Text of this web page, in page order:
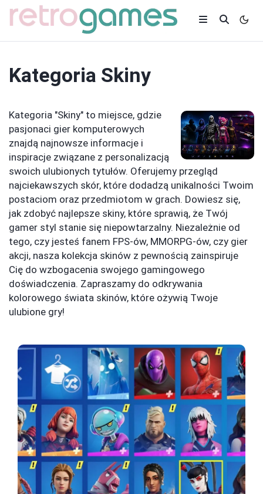
Kategoria Skiny
Kategoria "Skiny" to miejsce, gdzie
pasjonaci gier komputerowych
znajdą najnowsze informacje i
inspiracje związane z personalizacją
swoich ulubionych tytułów. Oferujemy przegląd
najciekawszych skór, które dodadzą unikalności Twoim
postaciom oraz przedmiotom w grach. Dowiesz się,
jak zdobyć najlepsze skiny, które sprawią, że Twój
gamer styl stanie się niepowtarzalny. Niezależnie od
tego, czy jesteś fanem FPS-ów, MMORPG-ów, czy gier
akcji, nasza kolekcja skinów z pewnością zainspiruje
Cię do wzbogacenia swojego gamingowego
doświadczenia. Zapraszamy do odkrywania
kolorowego świata skinów, które ożywią Twoje
ulubione gry!